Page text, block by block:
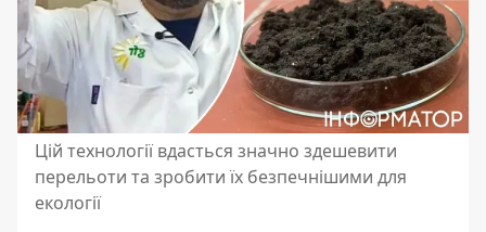
Цій технології вдасться значно здешевити
перельоти та зробити їх безпечнішими для
екології